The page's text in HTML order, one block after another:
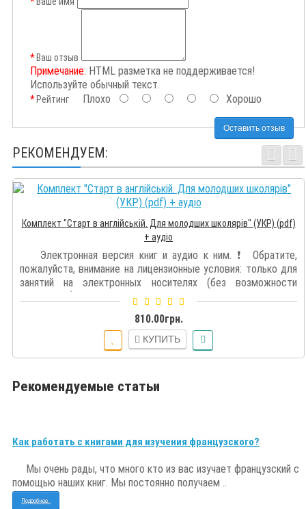
Ваш отзыв
Примечание: HTML разметка не поддерживается!
Используйте обычный текст.
Рейтинг Плохо Хорошо
Оставить отзыв
РЕКОМЕНДУЕМ:
Комплект "Старт в англійській. Для молодших школярів" (УКР) (pdf)
+ аудіо
Электронная версия книг и аудио к ним. ❗️ Обратите,
пожалуйста, внимание на лицензионные условия: только для
занятий на электронных носителях (без возможности
810.00грн.
КУПИТЬ
Рекомендуемые статьи
Как работать с книгами для изучения французского?
Мы очень рады, что много кто из вас изучает французский с
помощью наших книг. Мы постоянно получаем ..
Подробнее..